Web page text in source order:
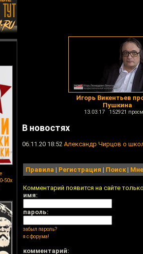
50х
Игорь Викентьев
Пушкина
13.03.17 152921
В новостях
06.11.20 18:52 Александр Чирцов о
Правила | Регистрация | Поиск|
Комментарий появится на сайте
имя:
пароль:
забыл пароль?
я с форума!
комментарий: